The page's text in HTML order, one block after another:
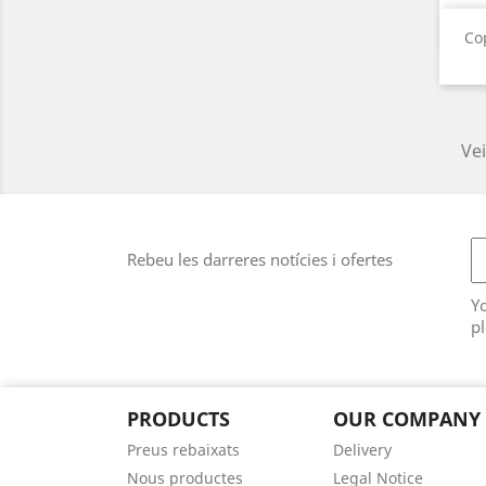
Rebeu les darreres notícies i ofertes
PRODUCTS
Preus rebaixats
Nous productes
OUR COMPANY
Delivery
Legal Notice